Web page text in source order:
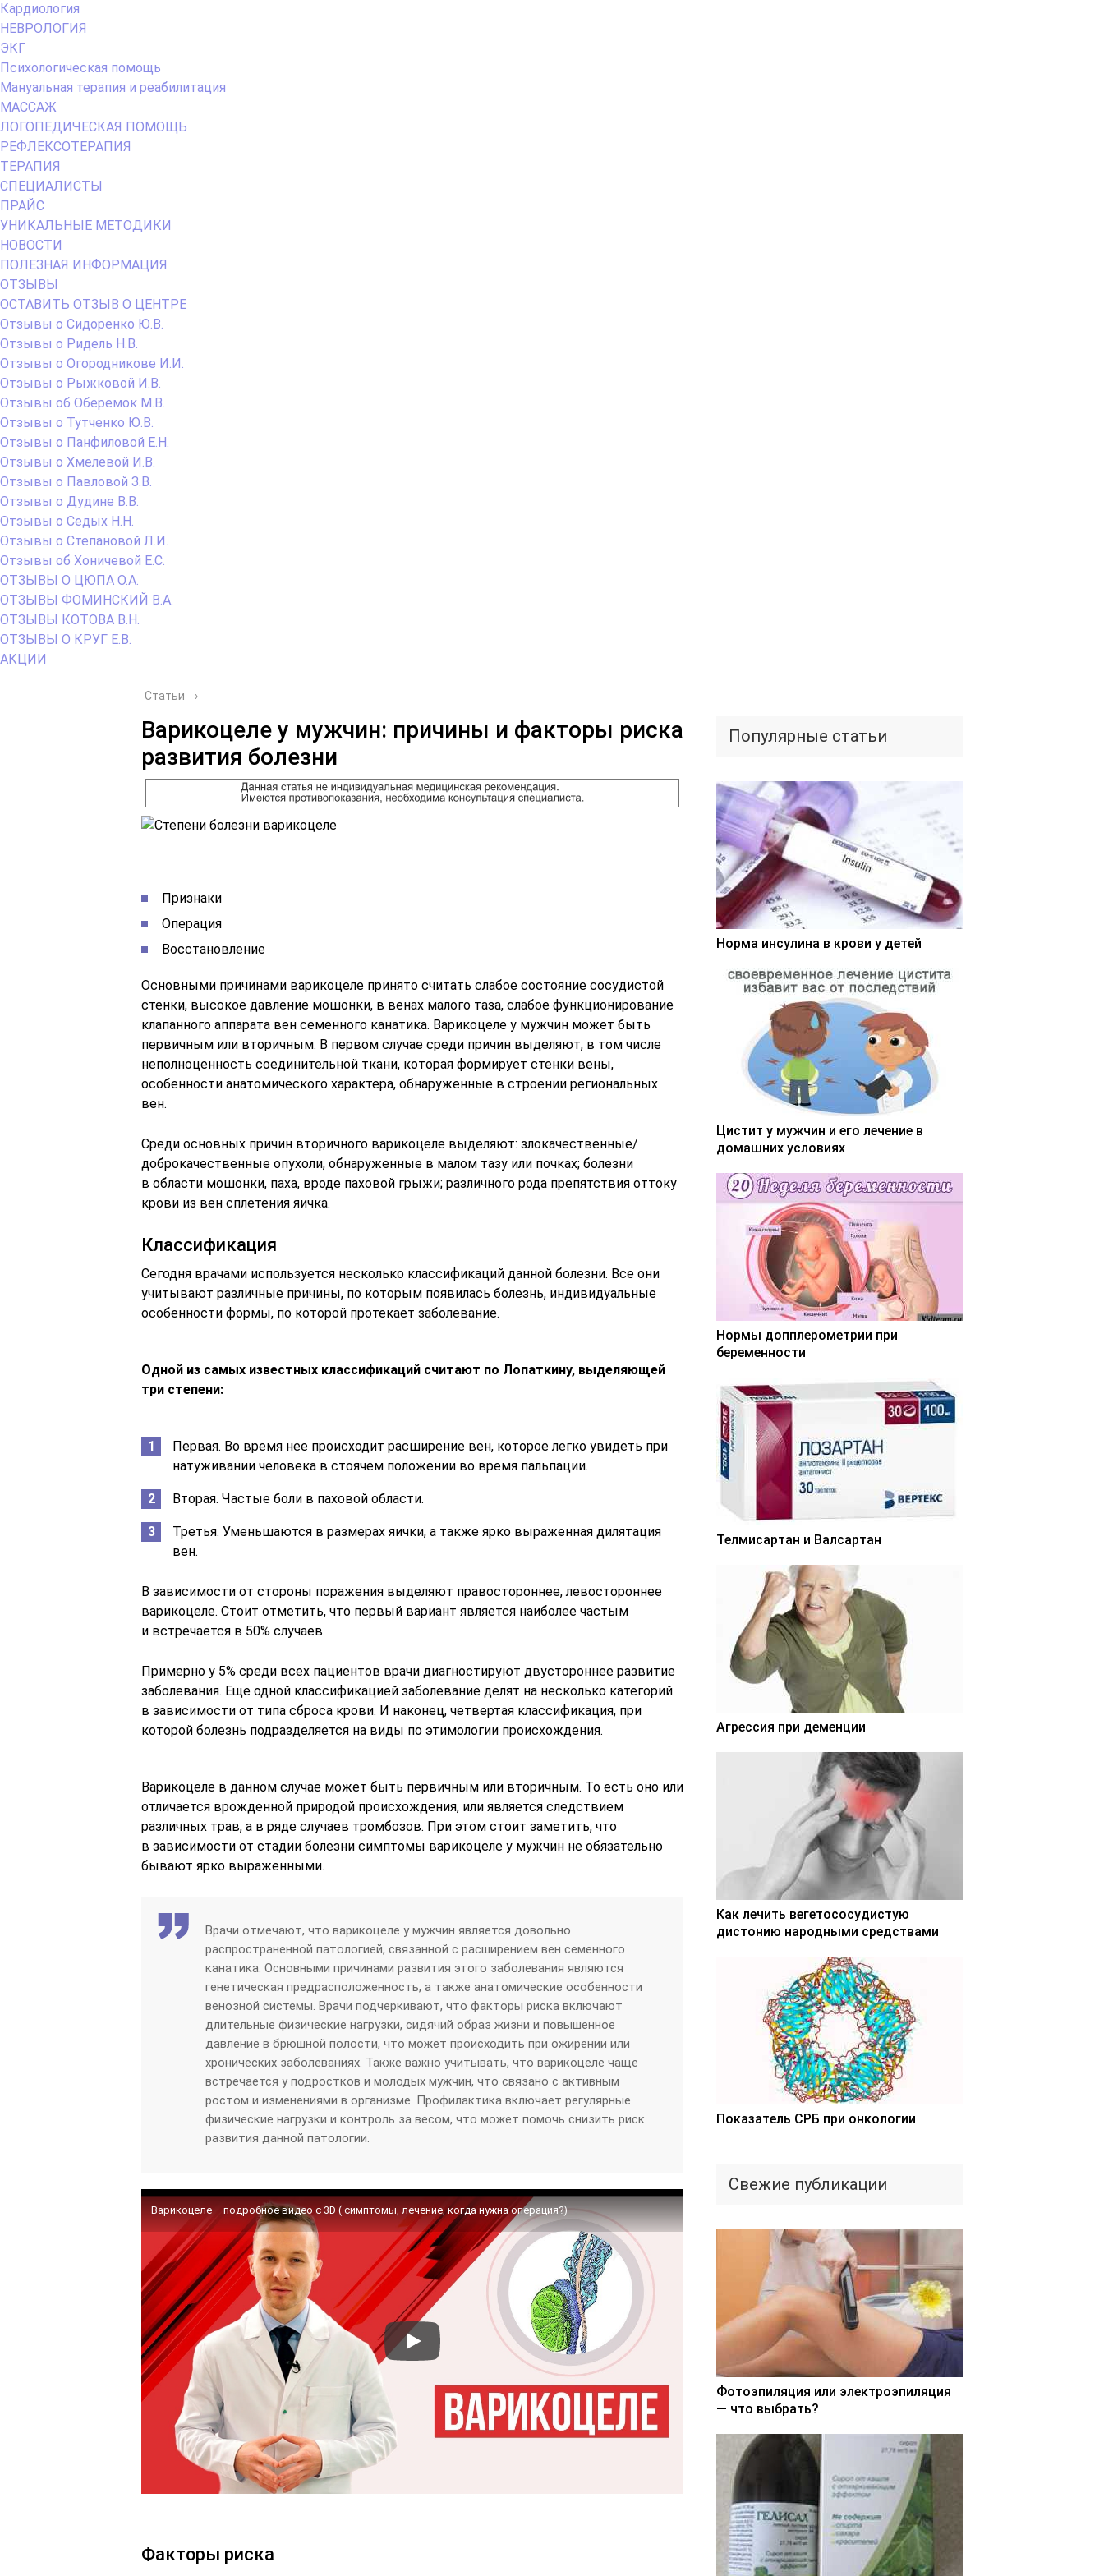
Кардиология
НЕВРОЛОГИЯ
ЭКГ
Психологическая помощь
Мануальная терапия и реабилитация
МАССАЖ
ЛОГОПЕДИЧЕСКАЯ ПОМОЩЬ
РЕФЛЕКСОТЕРАПИЯ
ТЕРАПИЯ
СПЕЦИАЛИСТЫ
ПРАЙС
УНИКАЛЬНЫЕ МЕТОДИКИ
НОВОСТИ
ПОЛЕЗНАЯ ИНФОРМАЦИЯ
ОТЗЫВЫ
ОСТАВИТЬ ОТЗЫВ О ЦЕНТРЕ
Отзывы о Сидоренко Ю.В.
Отзывы о Ридель Н.В.
Отзывы о Огородникове И.И.
Отзывы о Рыжковой И.В.
Отзывы об Оберемок М.В.
Отзывы о Тутченко Ю.В.
Отзывы о Панфиловой Е.Н.
Отзывы о Хмелевой И.В.
Отзывы о Павловой З.В.
Отзывы о Дудине В.В.
Отзывы о Седых Н.Н.
Отзывы о Степановой Л.И.
Отзывы об Хоничевой Е.С.
ОТЗЫВЫ О ЦЮПА О.А.
ОТЗЫВЫ ФОМИНСКИЙ В.А.
ОТЗЫВЫ КОТОВА В.Н.
ОТЗЫВЫ О КРУГ Е.В.
АКЦИИ
Статьи ›
Варикоцеле у мужчин: причины и факторы риска
развития болезни
Признаки
Операция
Восстановление
Основными причинами варикоцеле принято считать слабое состояние сосудистой
стенки, высокое давление мошонки, в венах малого таза, слабое функционирование
клапанного аппарата вен семенного канатика. Варикоцеле у мужчин может быть
первичным или вторичным. В первом случае среди причин выделяют, в том числе
неполноценность соединительной ткани, которая формирует стенки вены,
особенности анатомического характера, обнаруженные в строении региональных
вен.
Среди основных причин вторичного варикоцеле выделяют: злокачественные/
доброкачественные опухоли, обнаруженные в малом тазу или почках; болезни
в области мошонки, паха, вроде паховой грыжи; различного рода препятствия оттоку
крови из вен сплетения яичка.
Классификация
Сегодня врачами используется несколько классификаций данной болезни. Все они
учитывают различные причины, по которым появилась болезнь, индивидуальные
особенности формы, по которой протекает заболевание.
Одной из самых известных классификаций считают по Лопаткину, выделяющей
три степени:
Первая. Во время нее происходит расширение вен, которое легко увидеть при
натуживании человека в стоячем положении во время пальпации.
Вторая. Частые боли в паховой области.
Третья. Уменьшаются в размерах яички, а также ярко выраженная дилятация
вен.
В зависимости от стороны поражения выделяют правостороннее, левостороннее
варикоцеле. Стоит отметить, что первый вариант является наиболее частым
и встречается в 50% случаев.
Примерно у 5% среди всех пациентов врачи диагностируют двустороннее развитие
заболевания. Еще одной классификацией заболевание делят на несколько категорий
в зависимости от типа сброса крови. И наконец, четвертая классификация, при
которой болезнь подразделяется на виды по этимологии происхождения.
Варикоцеле в данном случае может быть первичным или вторичным. То есть оно или
отличается врожденной природой происхождения, или является следствием
различных трав, а в ряде случаев тромбозов. При этом стоит заметить, что
в зависимости от стадии болезни симптомы варикоцеле у мужчин не обязательно
бывают ярко выраженными.
Врачи отмечают, что варикоцеле у мужчин является довольно
распространенной патологией, связанной с расширением вен семенного
канатика. Основными причинами развития этого заболевания являются
генетическая предрасположенность, а также анатомические особенности
венозной системы. Врачи подчеркивают, что факторы риска включают
длительные физические нагрузки, сидячий образ жизни и повышенное
давление в брюшной полости, что может происходить при ожирении или
хронических заболеваниях. Также важно учитывать, что варикоцеле чаще
встречается у подростков и молодых мужчин, что связано с активным
ростом и изменениями в организме. Профилактика включает регулярные
физические нагрузки и контроль за весом, что может помочь снизить риск
развития данной патологии.
Варикоцеле – подробное видео с 3D ( симптомы, лечение, когда нужна операция?)
Факторы риска
Популярные статьи
Норма инсулина в крови у детей
Цистит у мужчин и его лечение в
домашних условиях
Нормы допплерометрии при
беременности
Телмисартан и Валсартан
Агрессия при деменции
Как лечить вегетососудистую
дистонию народными средствами
Показатель СРБ при онкологии
Свежие публикации
Фотоэпиляция или электроэпиляция
— что выбрать?